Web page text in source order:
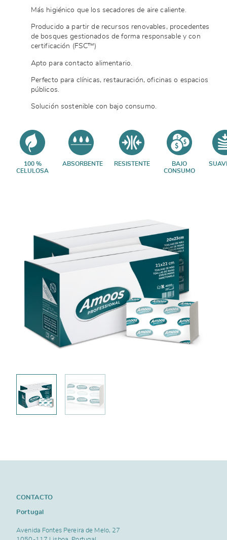
Más higiénico que los secadores de aire caliente.
Producido a partir de recursos renovables, procedentes
de bosques gestionados de forma responsable y con
certificación (FSC™)
Apto para contacto alimentario.
Perfecto para clínicas, restauración, oficinas o espacios
públicos.
Solución sostenible con bajo consumo.
100 %
CELULOSA
ABSORBENTE RESISTENTE
BAJO
CONSUMO
CONTACTO
Portugal
Avenida Fontes Pereira de Melo, 27